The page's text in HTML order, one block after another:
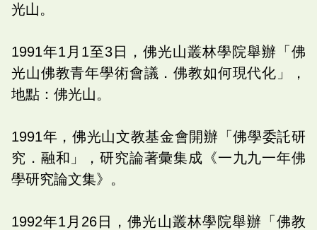
光山。
1991年1月1至3日，佛光山叢林學院舉辦「佛
光山佛教青年學術會議．佛教如何現代化」，
地點：佛光山。
1991年，佛光山文教基金會開辦「佛學委託研
究．融和」，研究論著彙集成《一九九一年佛
學研究論文集》。
1992年1月26日，佛光山叢林學院舉辦「佛教